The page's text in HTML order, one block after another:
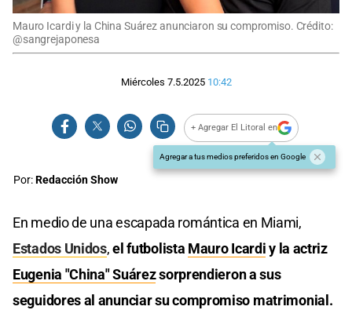
Mauro Icardi y la China Suárez anunciaron su compromiso. Crédito:
@sangrejaponesa
Miércoles 7.5.2025 10:42
+ Agregar El Litoral en
Agregar a tus medios preferidos en Google
Por:Redacción Show
En medio de una escapada romántica en Miami,
Estados Unidos,el futbolista Mauro Icardiy la actriz
Eugenia "China" Suárezsorprendieron a sus
seguidores al anunciar su compromiso matrimonial.